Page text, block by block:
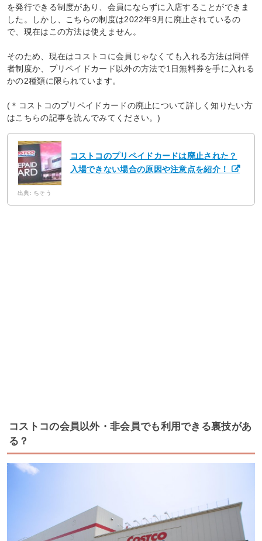
を発行できる制度があり、会員にならずに入店することができま
した。しかし、こちらの制度は2022年9月に廃止されているの
で、現在はこの方法は使えません。
そのため、現在はコストコに会員じゃなくても入れる方法は同伴
者制度か、プリペイドカード以外の方法で1日無料券を手に入れる
かの2種類に限られています。
(＊コストコのプリペイドカードの廃止について詳しく知りたい方
はこちらの記事を読んでみてください。)
コストコのプリペイドカードは廃止された？
入場できない場合の原因や注意点を紹介！
出典: ちそう
コストコの会員以外・非会員でも利用できる裏技があ
る？